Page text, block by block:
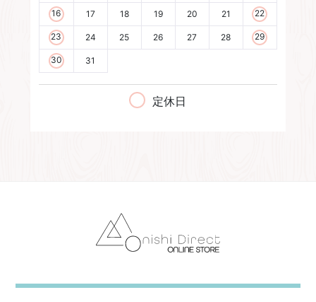
16 17 18 19 20 21 22
23 24 25 26 27 28 29
30 31
定休日